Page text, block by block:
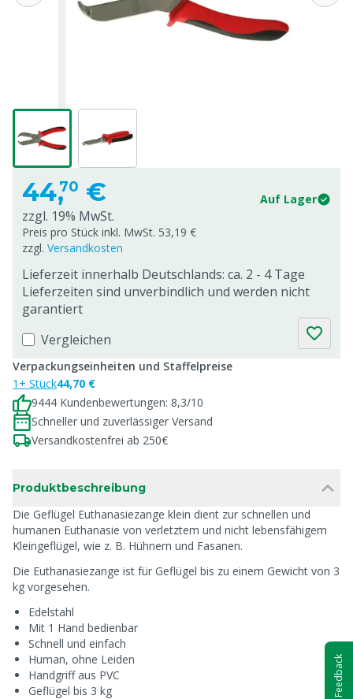
44,70 € Auf Lager
zzgl. 19% MwSt.
Preis pro Stück inkl. MwSt. 53,19 €
zzgl. Versandkosten
Lieferzeit innerhalb Deutschlands: ca. 2 - 4 Tage
Lieferzeiten sind unverbindlich und werden nicht
garantiert
Vergleichen
Verpackungseinheiten und Staffelpreise
1+ Stück44,70 €
9444 Kundenbewertungen: 8,3/10
Schneller und zuverlässiger Versand
Versandkostenfrei ab 250€
Produktbeschreibung
Die Geflügel Euthanasiezange klein dient zur schnellen und
humanen Euthanasie von verletztem und nicht lebensfähigem
Kleingeflügel, wie z. B. Hühnern und Fasanen.
Die Euthanasiezange ist für Geflügel bis zu einem Gewicht von 3
kg vorgesehen.
Edelstahl
Mit 1 Hand bedienbar
Schnell und einfach
Human, ohne Leiden
Handgriff aus PVC
Geflügel bis 3 kg
Feedback